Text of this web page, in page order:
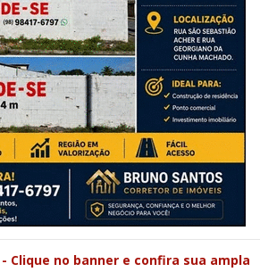
Clique no banner e confira sua ampla